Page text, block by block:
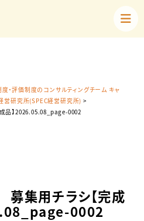
・評価制度のコンサルティングチーム キャ
営研究所(SPEC経営研究所) >
品】2026.05.08_page-0002
集用チラシ【完成
0002